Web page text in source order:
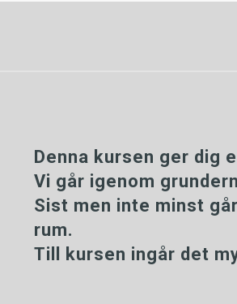
Denna kursen ger dig
Vi går igenom
Sist men inte minst
rum.
Till kursen ingår det